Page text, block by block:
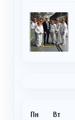
Пн Вт